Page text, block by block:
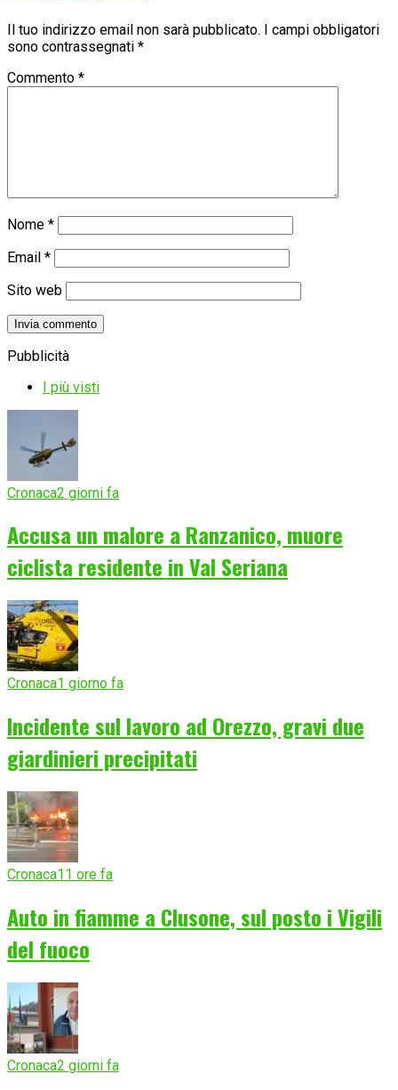
Il tuo indirizzo email non sarà pubblicato. I campi obbligatori
sono contrassegnati *
Commento *
Nome *
Email *
Sito web
Pubblicità
I più visti
Cronaca2 giorni fa
Accusa un malore a Ranzanico, muore
ciclista residente in Val Seriana
Cronaca1 giorno fa
Incidente sul lavoro ad Orezzo, gravi due
giardinieri precipitati
Cronaca11 ore fa
Auto in fiamme a Clusone, sul posto i Vigili
del fuoco
Cronaca2 giorni fa